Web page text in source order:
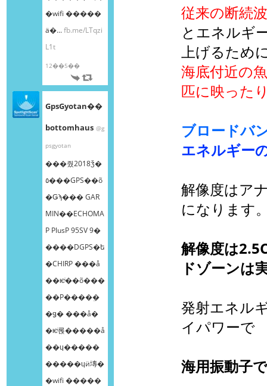
�wifi �����
ä�...fb.me/LTqzi
L1t
12��5��
GpsGyotan��
bottomhaus @g
psgyotan
���줬2018ǯ�
٥���GPS��õ
�Ǥϡ��� GAR
MIN��ECHOMA
P PlusP 95SV 9�
����DGPS�ե
�CHIRP ���å
��ѥͥ��õ���
��Ρ����ܸ�
�ǥ� ���å�
�ѥͥ롡�����å
��ɥ�����
�����ɥӥ塼�
�wifi �����
従来の断続
とエネルギ
上げるため
海底付近の
匹に映った
ブロードバ
エネルギー
解像度はア
になります
解像度は
ドゾーンは
発射エネル
イパワーで
海用振動子